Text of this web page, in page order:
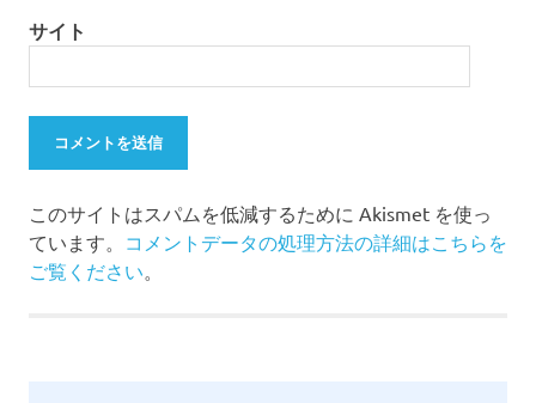
サイト
このサイトはスパムを低減するために Akismet を使っ
ています。 コメントデータの処理方法の詳細はこちらを
ご覧ください。